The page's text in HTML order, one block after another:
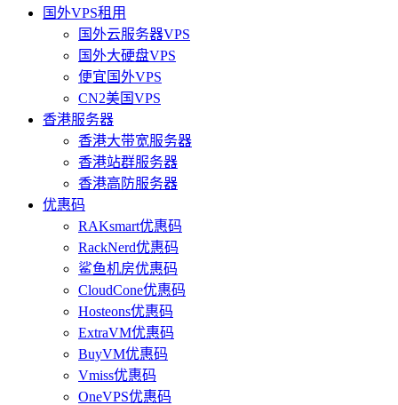
国外VPS租用
国外云服务器VPS
国外大硬盘VPS
便宜国外VPS
CN2美国VPS
香港服务器
香港大带宽服务器
香港站群服务器
香港高防服务器
优惠码
RAKsmart优惠码
RackNerd优惠码
鲨鱼机房优惠码
CloudCone优惠码
Hosteons优惠码
ExtraVM优惠码
BuyVM优惠码
Vmiss优惠码
OneVPS优惠码